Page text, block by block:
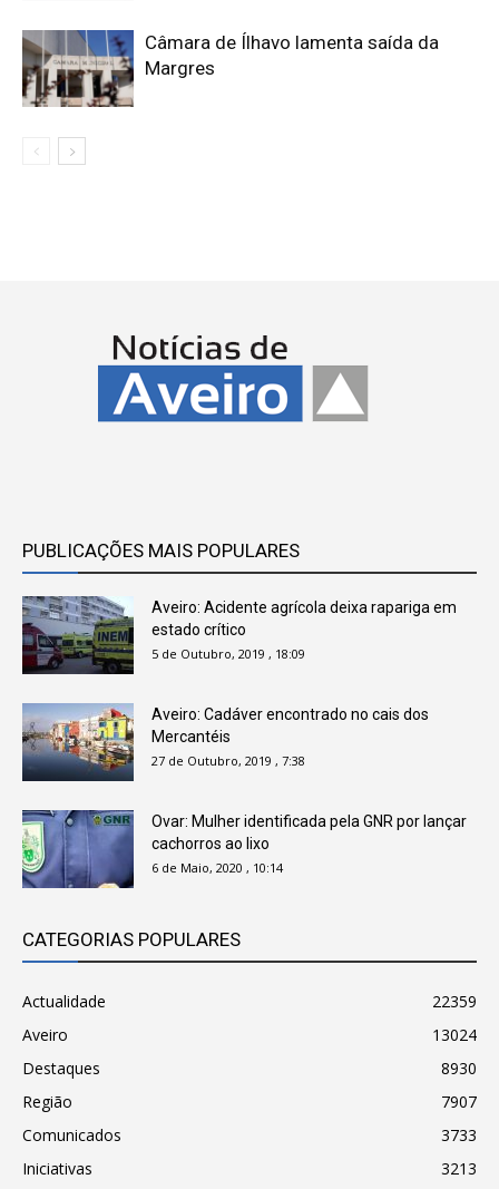
Câmara de Ílhavo lamenta saída da
Margres
PUBLICAÇÕES MAIS POPULARES
Aveiro: Acidente agrícola deixa rapariga em
estado crítico
5 de Outubro, 2019 , 18:09
Aveiro: Cadáver encontrado no cais dos
Mercantéis
27 de Outubro, 2019 , 7:38
Ovar: Mulher identificada pela GNR por lançar
cachorros ao lixo
6 de Maio, 2020 , 10:14
CATEGORIAS POPULARES
Actualidade
22359
Aveiro
13024
Destaques
8930
Região
7907
Comunicados
3733
Iniciativas
3213